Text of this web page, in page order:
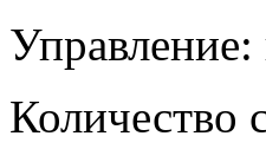
Количество